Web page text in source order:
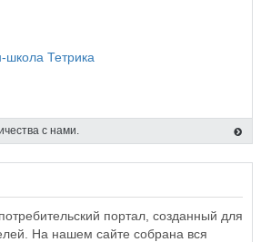
школа Тетрика
с нами.
портал, созданный для
На нашем сайте собрана вся